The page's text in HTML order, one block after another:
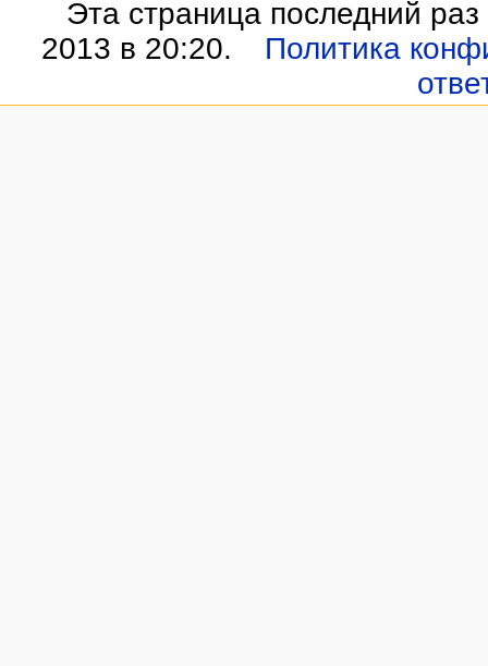
Эта страница последний
2013 в 20:20.
Политика